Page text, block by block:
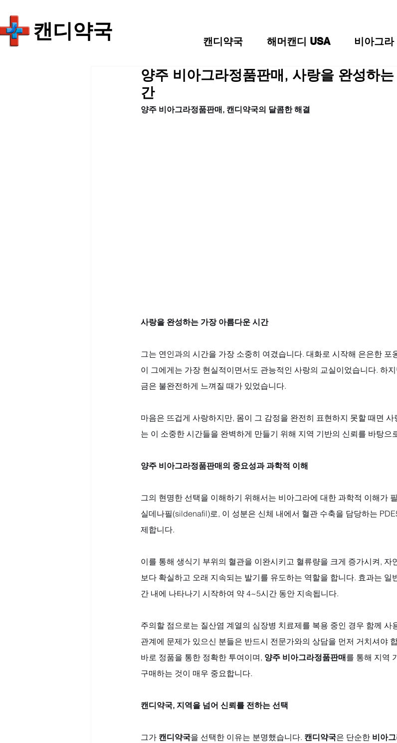
​캔디약국 캔디약국 해머캔디 USA 비아그
양주 비아그라정품판매, 사랑을 완성하
간
양주 비아그라정품판매, 캔디약국의 달콤한 해결
사랑을 완성하는 가장 아름다운 시간
그는 연인과의 시간을 가장 소중히 여겼습니다. 대화로 시작해 은은한 포
이 그에게는 가장 현실적이면서도 관능적인 사랑의 교실이었습니다. 하
금은 불완전하게 느껴질 때가 있었습니다.
마음은 뜨겁게 사랑하지만, 몸이 그 감정을 완전히 표현하지 못할 때면
는 이 소중한 시간들을 완벽하게 만들기 위해 지역 기반의 신뢰를 바탕으
양주 비아그라정품판매의 중요성과 과학적 이해
그의 현명한 선택을 이해하기 위해서는 비아그라에 대한 과학적 이해가
실데나필(sildenafil)로, 이 성분은 신체 내에서 혈관 수축을 담당하는
제합니다.
이를 통해 생식기 부위의 혈관을 이완시키고 혈류량을 크게 증가시켜, 자
보다 확실하고 오래 지속되는 발기를 유도하는 역할을 합니다. 효과는 일
간 내에 나타나기 시작하여 약 4~5시간 동안 지속됩니다.
주의할 점으로는 질산염 계열의 심장병 치료제를 복용 중인 경우 함께 사
관계에 문제가 있으신 분들은 반드시 전문가와의 상담을 먼저 거치셔야
바로 정품을 통한 정확한 투여이며, 양주 비아그라정품판매를 통해 지역
구매하는 것이 매우 중요합니다.
캔디약국, 지역을 넘어 신뢰를 전하는 선택
그가 캔디약국을 선택한 이유는 분명했습니다. 캔디약국은 단순한 비아